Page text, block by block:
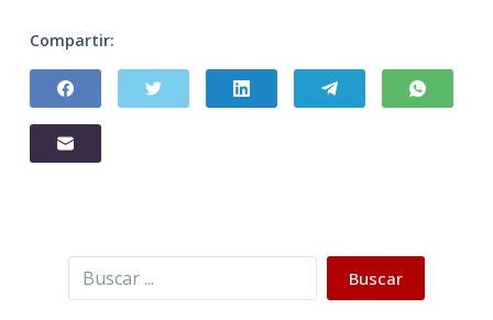
Compartir:
Buscar Buscar